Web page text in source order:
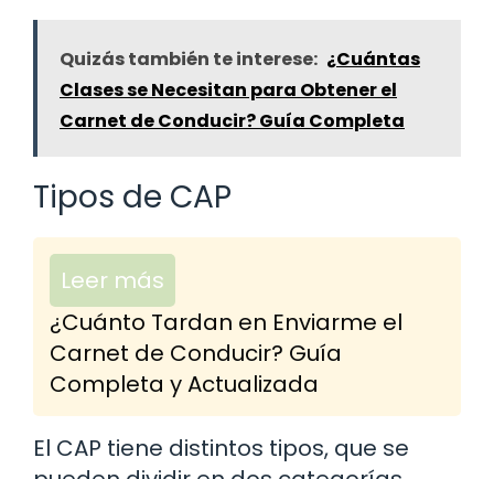
Quizás también te interese: ¿Cuántas
Clases se Necesitan para Obtener el
Carnet de Conducir? Guía Completa
Tipos de CAP
Leer más
¿Cuánto Tardan en Enviarme el
Carnet de Conducir? Guía
Completa y Actualizada
El CAP tiene distintos tipos, que se